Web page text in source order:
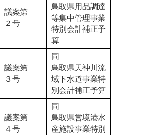
議案第
２号
鳥取県用品調達
等集中管理事業
特別会計補正予
算
議案第
３号
同
鳥取県天神川流
域下水道事業特
別会計補正予算
議案第
４号
同
鳥取県営境港水
産施設事業特別